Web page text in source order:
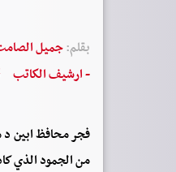
بقلم:جميل
- ارشيف الكاتب
فجر محافظ ابين د
من الجمود الذي